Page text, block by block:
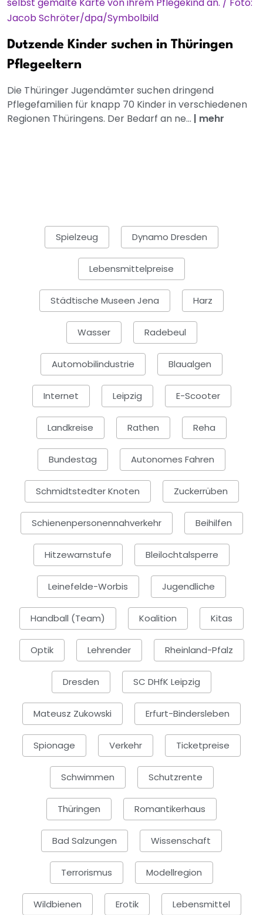
Dutzende Kinder suchen in Thüringen
Pflegeeltern
Die Thüringer Jugendämter suchen dringend
Pflegefamilien für knapp 70 Kinder in verschiedenen
Regionen Thüringens. Der Bedarf an ne... | mehr
Spielzeug Dynamo Dresden
Lebensmittelpreise
Städtische Museen Jena Harz
Wasser Radebeul
Automobilindustrie Blaualgen
Internet Leipzig E-Scooter
Landkreise Rathen Reha
Bundestag Autonomes Fahren
Schmidtstedter Knoten Zuckerrüben
Schienenpersonennahverkehr Beihilfen
Hitzewarnstufe Bleilochtalsperre
Leinefelde-Worbis Jugendliche
Handball (Team) Koalition Kitas
Optik Lehrender Rheinland-Pfalz
Dresden SC DHfK Leipzig
Mateusz Zukowski Erfurt-Bindersleben
Spionage Verkehr Ticketpreise
Schwimmen Schutzrente
Thüringen Romantikerhaus
Bad Salzungen Wissenschaft
Terrorismus Modellregion
Wildbienen Erotik Lebensmittel